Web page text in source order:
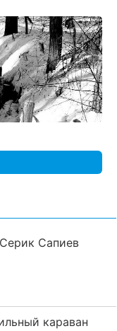
Сапиев
караван